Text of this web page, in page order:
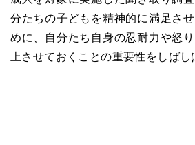
分たちの子どもを精神的に満足さ
めに、自分たち自身の忍耐力や怒
上させておくことの重要性をしばし